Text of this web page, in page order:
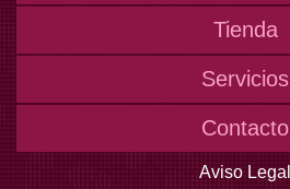
Tienda
Servicios
Contacto
Aviso Legal